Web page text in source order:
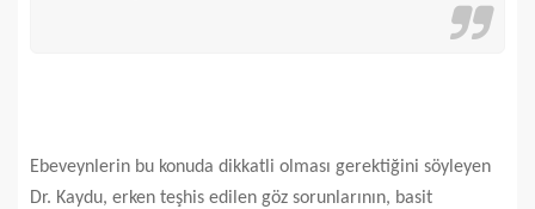
Ebeveynlerin bu konuda dikkatli olması gerektiğini söyleyen
Dr. Kaydu, erken teşhis edilen göz sorunlarının, basit